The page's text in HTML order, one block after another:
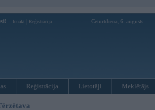
Ienākt Reģistrācija Ceturtdiena, 6. augusts
Reģistrācija Lietotāji Meklētājs